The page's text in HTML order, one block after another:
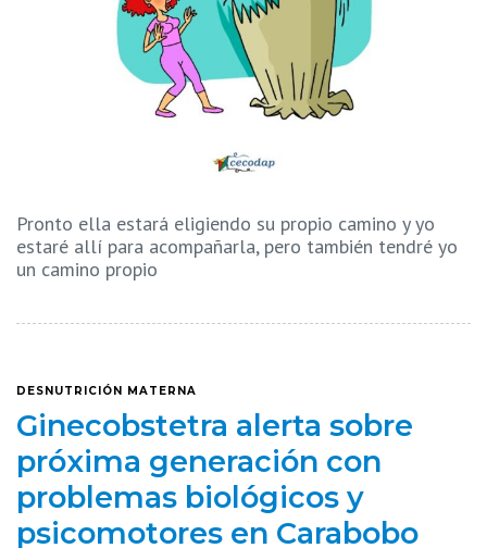
Pronto ella estará eligiendo su propio camino y yo
estaré allí para acompañarla, pero también tendré yo
un camino propio
DESNUTRICIÓN MATERNA
Ginecobstetra alerta sobre
próxima generación con
problemas biológicos y
psicomotores en Carabobo